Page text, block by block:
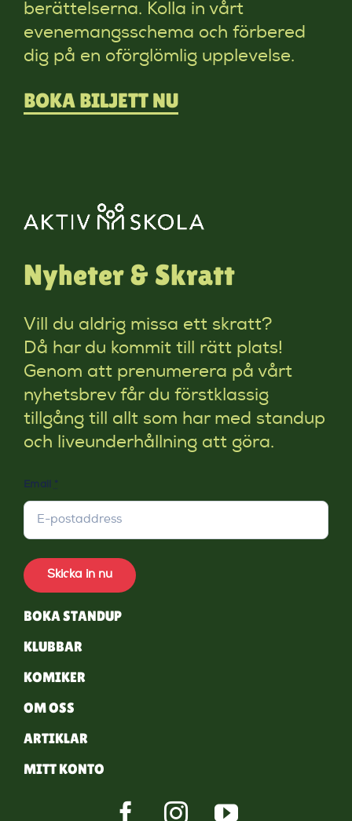
berättelserna. Kolla in vårt
evenemangsschema och förbered
dig på en oförglömlig upplevelse.
BOKA BILJETT NU
Nyheter & Skratt
Vill du aldrig missa ett skratt?
Då har du kommit till rätt plats!
Genom att prenumerera på vårt
nyhetsbrev får du förstklassig
tillgång till allt som har med standup
och liveunderhållning att göra.
Email *
Skicka in nu
BOKA STANDUP
KLUBBAR
KOMIKER
OM OSS
ARTIKLAR
MITT KONTO